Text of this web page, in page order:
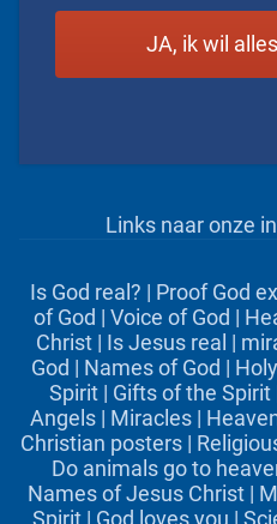
Links naar onze
Is God real? | Proof God
of God | Voice of God |
Christ| Is Jesus real |
God | Names of God |
Spirit | Gifts of the Spirit
Angels| Miracles|
Christian posters|
Do animals go to
Names of Jesus Christ|
Spirit| God loves you |